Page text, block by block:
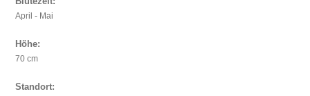
April - Mai
Höhe:
70 cm
Standort: